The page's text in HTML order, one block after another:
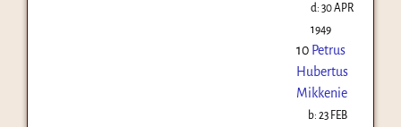
d: 30 APR
1949
10 Petrus
Hubertus
Mikkenie
b:23 FEB